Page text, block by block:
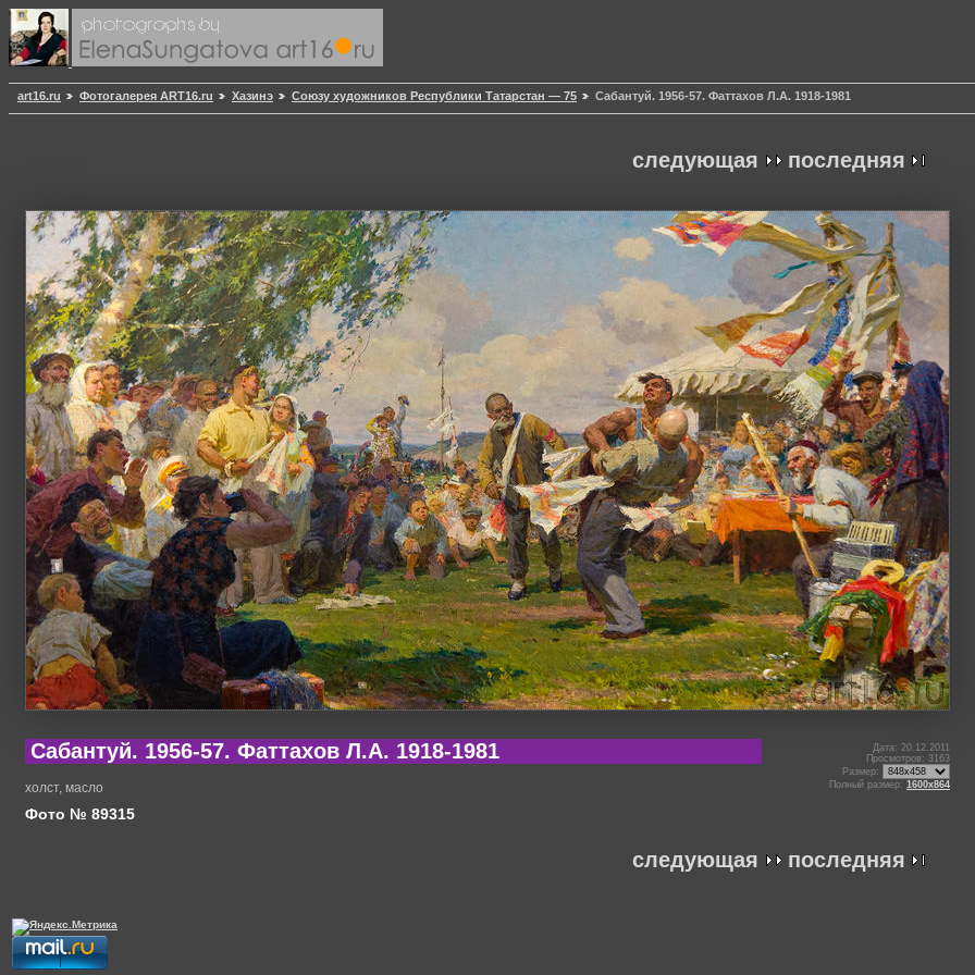
art16.ru Фотогалерея ART16.ru Хазинэ Союзу художников Республики Татарстан — 75 Сабантуй. 1956-57. Фаттахов Л.А. 1918-1981
следующая последняя
Сабантуй. 1956-57. Фаттахов Л.А. 1918-1981
холст, масло
Фото № 89315
Дата: 20.12.2011
Просмотров: 3163
Размер:
Полный размер: 1600x864
следующая последняя